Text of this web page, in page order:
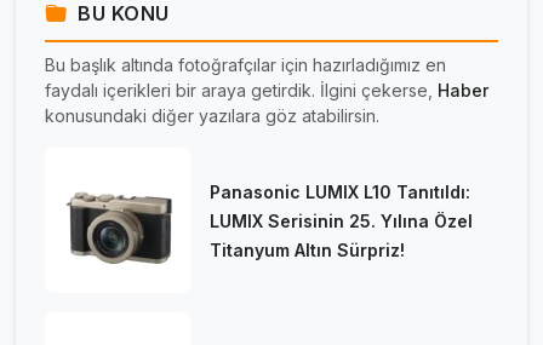
BU KONU
Bu başlık altında fotoğrafçılar için hazırladığımız en
faydalı içerikleri bir araya getirdik. İlgini çekerse, Haber
konusundaki diğer yazılara göz atabilirsin.
Panasonic LUMIX L10 Tanıtıldı:
LUMIX Serisinin 25. Yılına Özel
Titanyum Altın Sürpriz!